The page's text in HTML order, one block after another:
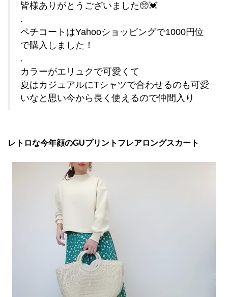
皆様ありがとうございました🥺💓
.
ペチコートはYahooショッピングで1000円位
で購入しました！
.
カラーがエリュクで可愛くて
夏はカジュアルにTシャツで合わせるのも可愛
いなと思い今から長く使えるので仲間入り
レトロな今年顔のGUプリントフレアロングスカート